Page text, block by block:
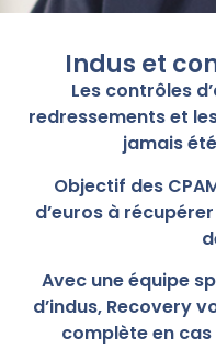
Indus et
Les contrôles
redressements et
jamais
Objectif des
d’euros à
Avec une équipe
d’indus, Recovery
complète en cas